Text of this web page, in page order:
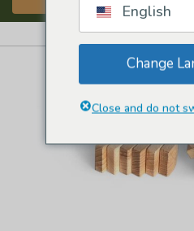
English
Change
Close and do not